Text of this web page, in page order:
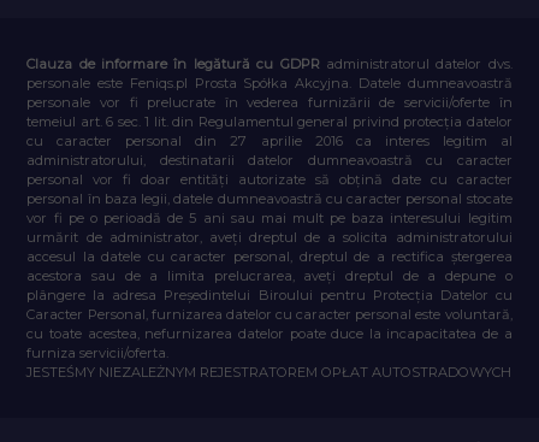
Clauza de informare în legătură cu GDPR administratorul datelor dvs.
personale este Feniqs.pl Prosta Spółka Akcyjna. Datele dumneavoastră
personale vor fi prelucrate în vederea furnizării de servicii/oferte în
temeiul art. 6 sec. 1 lit. din Regulamentul general privind protecția datelor
cu caracter personal din 27 aprilie 2016 ca interes legitim al
administratorului, destinatarii datelor dumneavoastră cu caracter
personal vor fi doar entități autorizate să obțină date cu caracter
personal în baza legii, datele dumneavoastră cu caracter personal stocate
vor fi pe o perioadă de 5 ani sau mai mult pe baza interesului legitim
urmărit de administrator, aveți dreptul de a solicita administratorului
accesul la datele cu caracter personal, dreptul de a rectifica ștergerea
acestora sau de a limita prelucrarea, aveți dreptul de a depune o
plângere la adresa Președintelui Biroului pentru Protecția Datelor cu
Caracter Personal, furnizarea datelor cu caracter personal este voluntară,
cu toate acestea, nefurnizarea datelor poate duce la incapacitatea de a
furniza servicii/oferta.
JESTEŚMY NIEZALEŻNYM REJESTRATOREM OPŁAT AUTOSTRADOWYCH